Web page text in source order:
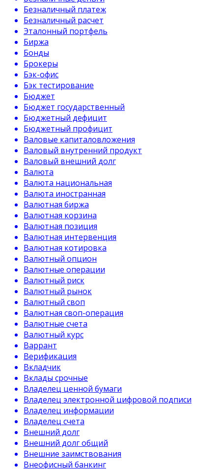
Безналичный платеж
Безналичный расчет
Эталонный портфель
Биржа
Бонды
Брокеры
Бэк-офис
Бэк тестирование
Бюджет
Бюджет государственный
Бюджетный дефицит
Бюджетный профицит
Валовые капиталовложения
Валовый внутренний продукт
Валовый внешний долг
Валюта
Валюта национальная
Валюта иностранная
Валютная биржа
Валютная корзина
Валютная позиция
Валютная интервенция
Валютная котировка
Валютный опцион
Валютные операции
Валютный риск
Валютный рынок
Валютный своп
Валютная своп-операция
Валютные счета
Валютный курс
Варрант
Верификация
Вкладчик
Вклады срочные
Владелец ценной бумаги
Владелец электронной цифровой подписи
Владелец информации
Владелец счета
Внешний долг
Внешний долг общий
Внешние заимствования
Внеофисный банкинг